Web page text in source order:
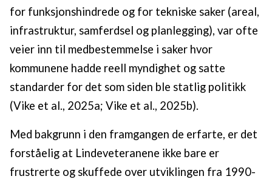
for funksjonshindrede og for tekniske saker (areal,
infrastruktur, samferdsel og planlegging), var ofte
veier inn til medbestemmelse i saker hvor
kommunene hadde reell myndighet og satte
standarder for det som siden ble statlig politikk
(Vike et al., 2025a; Vike et al., 2025b).
Med bakgrunn i den framgangen de erfarte, er det
forståelig at Lindeveteranene ikke bare er
frustrerte og skuffede over utviklingen fra 1990-